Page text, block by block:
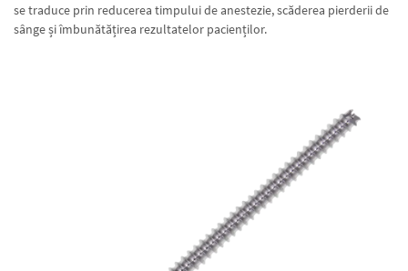
se traduce prin reducerea timpului de anestezie, scăderea pierderii de
sânge și îmbunătățirea rezultatelor pacienților.